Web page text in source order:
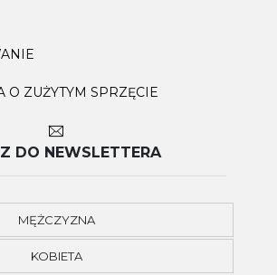
O ZUŻYTYM SPRZĘCIE
DO NEWSLETTERA
MĘŻCZYZNA
KOBIETA